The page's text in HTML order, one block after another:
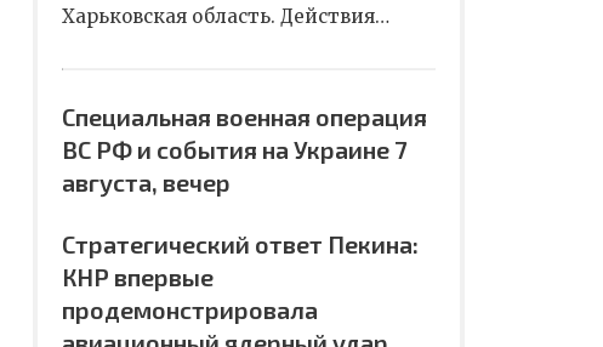
Харьковская область. Действия…
Специальная военная операция
ВС РФ и события на Украине 7
августа, вечер
Стратегический ответ Пекина:
КНР впервые
продемонстрировала